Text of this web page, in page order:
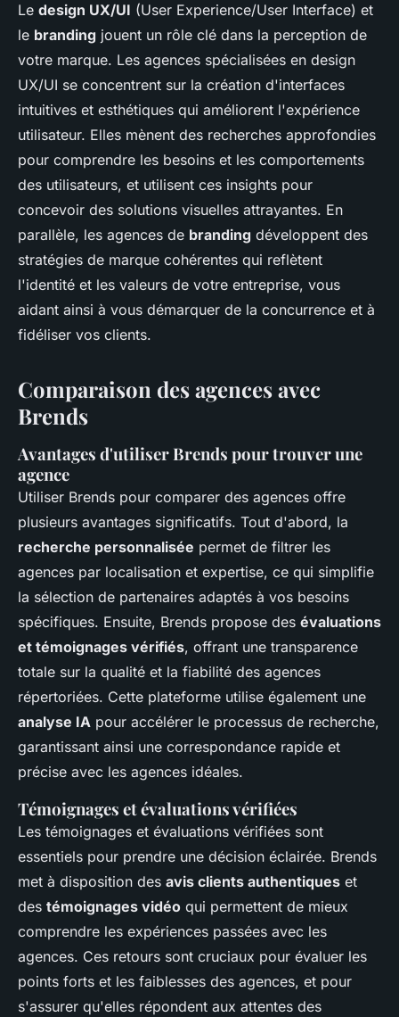
Le design UX/UI (User Experience/User Interface) et
le branding jouent un rôle clé dans la perception de
votre marque. Les agences spécialisées en design
UX/UI se concentrent sur la création d'interfaces
intuitives et esthétiques qui améliorent l'expérience
utilisateur. Elles mènent des recherches approfondies
pour comprendre les besoins et les comportements
des utilisateurs, et utilisent ces insights pour
concevoir des solutions visuelles attrayantes. En
parallèle, les agences de branding développent des
stratégies de marque cohérentes qui reflètent
l'identité et les valeurs de votre entreprise, vous
aidant ainsi à vous démarquer de la concurrence et à
fidéliser vos clients.
Comparaison des agences avec
Brends
Avantages d'utiliser Brends pour trouver une
agence
Utiliser Brends pour comparer des agences offre
plusieurs avantages significatifs. Tout d'abord, la
recherche personnalisée permet de filtrer les
agences par localisation et expertise, ce qui simplifie
la sélection de partenaires adaptés à vos besoins
spécifiques. Ensuite, Brends propose des évaluations
et témoignages vérifiés, offrant une transparence
totale sur la qualité et la fiabilité des agences
répertoriées. Cette plateforme utilise également une
analyse IA pour accélérer le processus de recherche,
garantissant ainsi une correspondance rapide et
précise avec les agences idéales.
Témoignages et évaluations vérifiées
Les témoignages et évaluations vérifiées sont
essentiels pour prendre une décision éclairée. Brends
met à disposition des avis clients authentiques et
des témoignages vidéo qui permettent de mieux
comprendre les expériences passées avec les
agences. Ces retours sont cruciaux pour évaluer les
points forts et les faiblesses des agences, et pour
s'assurer qu'elles répondent aux attentes des